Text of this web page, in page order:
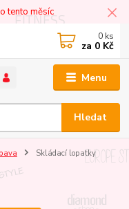
tento měsíc
Menu
Hledat
0 ks
za 0 Kč
Skládací lopatky